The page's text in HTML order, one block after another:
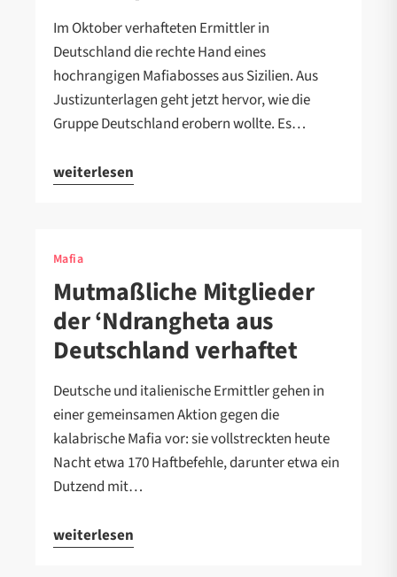
Im Oktober verhafteten Ermittler in
Deutschland die rechte Hand eines
hochrangigen Mafiabosses aus Sizilien. Aus
Justizunterlagen geht jetzt hervor, wie die
Gruppe Deutschland erobern wollte. Es…
weiterlesen
Mafia
Mutmaßliche Mitglieder
der ‘Ndrangheta aus
Deutschland verhaftet
Deutsche und italienische Ermittler gehen in
einer gemeinsamen Aktion gegen die
kalabrische Mafia vor: sie vollstreckten heute
Nacht etwa 170 Haftbefehle, darunter etwa ein
Dutzend mit…
weiterlesen